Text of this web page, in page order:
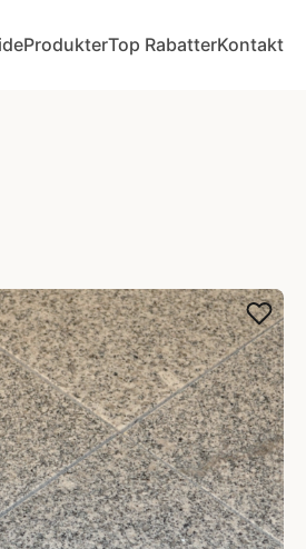
ProdukterTop RabatterKontakt